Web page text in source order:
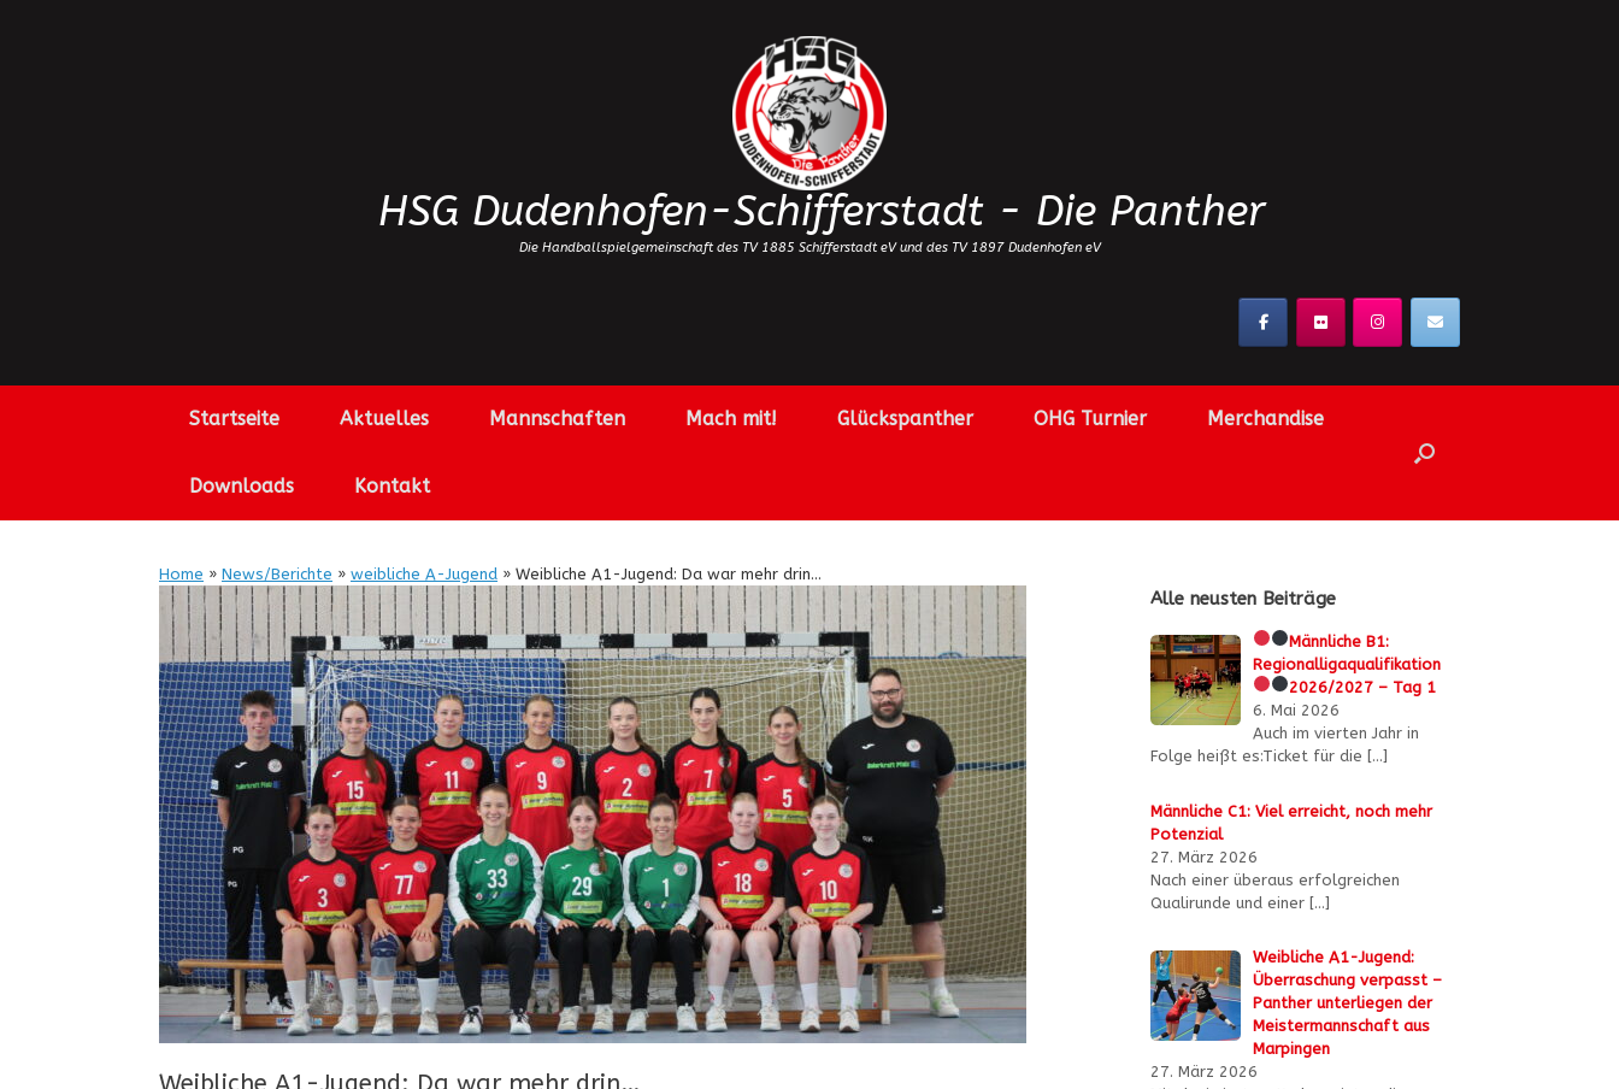
HSG Dudenhofen-Schifferstadt - Die Panther
Die Handballspielgemeinschaft des TV 1885 Schifferstadt eV und des TV 1897 Dudenhofen eV
Startseite Aktuelles Mannschaften Mach mit! Glückspanther OHG Turnier Merchandise
Downloads Kontakt
Home » News/Berichte » weibliche A-Jugend » Weibliche A1-Jugend: Da war mehr drin…
Alle neusten Beiträge
Männliche B1:
Regionalligaqualifikation
2026/2027 – Tag 1
6. Mai 2026
Auch im vierten Jahr in
Folge heißt es:Ticket für die […]
Männliche C1: Viel erreicht, noch mehr
Potenzial
27. März 2026
Nach einer überaus erfolgreichen
Qualirunde und einer[…]
Weibliche A1-Jugend:
Überraschung verpasst –
Panther unterliegen der
Meistermannschaft aus
Marpingen
27. März 2026